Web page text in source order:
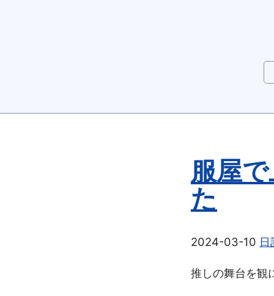
服屋
た
2024-03-10 日
推しの舞台を観